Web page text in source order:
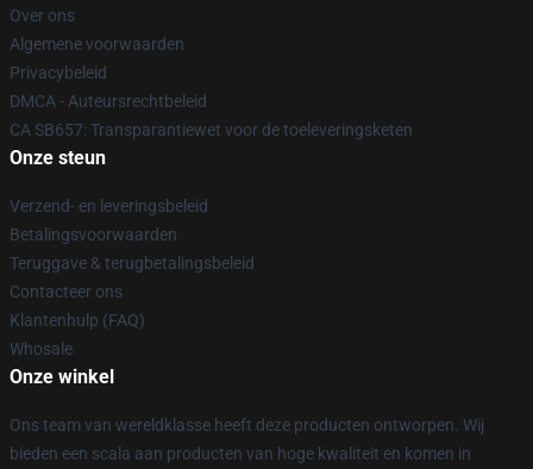
Over ons
Algemene voorwaarden
Privacybeleid
DMCA - Auteursrechtbeleid
CA SB657: Transparantiewet voor de toeleveringsketen
Onze steun
Verzend- en leveringsbeleid
Betalingsvoorwaarden
Teruggave & terugbetalingsbeleid
Contacteer ons
Klantenhulp (FAQ)
Whosale
Onze winkel
Ons team van wereldklasse heeft deze producten ontworpen. Wij
bieden een scala aan producten van hoge kwaliteit en komen in